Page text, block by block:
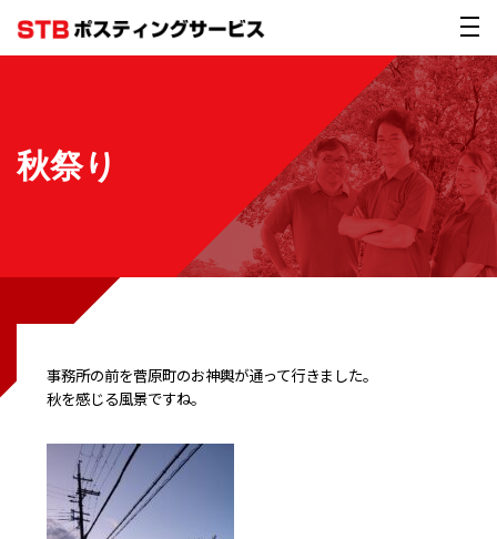
秋祭り
事務所の前を菅原町のお神輿が通って行きました。
秋を感じる風景ですね。